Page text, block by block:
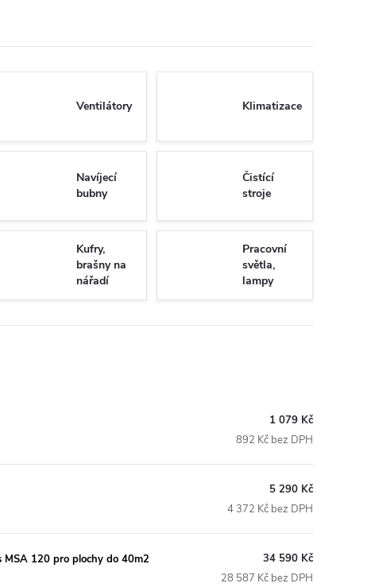
Ventilátory Klimatizace
Navíjecí
bubny
Čistící
stroje
Kufry,
brašny na
nářadí
Pracovní
světla,
lampy
1 079 Kč
892 Kč bez DPH
5 290 Kč
4 372 Kč bez DPH
120 pro plochy do 40m2
34 590 Kč
28 587 Kč bez DPH